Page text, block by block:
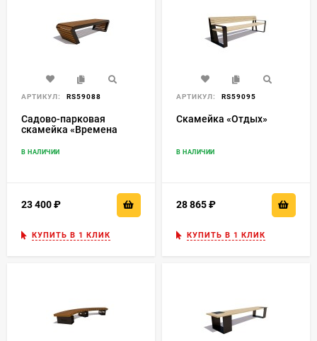
АРТИКУЛ: RS59088
Садово-парковая
скамейка «Времена
В НАЛИЧИИ
23 400
КУПИТЬ В 1 КЛИК
АРТИКУЛ: RS59095
Скамейка «Отдых»
В НАЛИЧИИ
28 865
КУПИТЬ В 1 КЛИК